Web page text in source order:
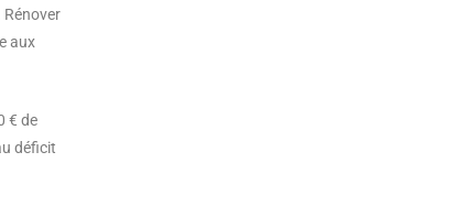
aux
€ de
déficit